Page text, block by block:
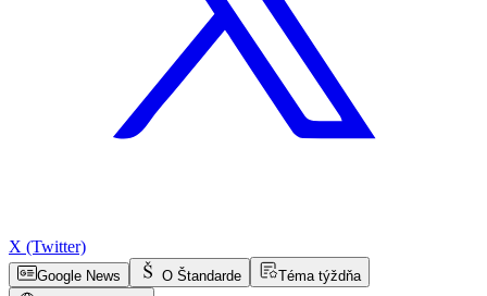
X (Twitter)
Google News O Štandarde
Téma týždňa